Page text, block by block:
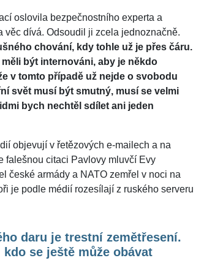
oslovila bezpečnostního experta a
věc dívá. Odsoudil ji zcela jednoznačně.
chování, kdy tohle už je přes čáru.
být internováni, aby je někdo
v tomto případě už nejde o svobodu
svět musí být smutný, musí se velmi
bych nechtěl sdílet ani jeden
objevují v řetězových e-mailech a na
falešnou citaci Pavlovy mluvčí Evy
české armády a NATO zemřel v noci na
je podle médií rozesílají z ruského serveru
daru je trestní zemětřesení.
se ještě může obávat